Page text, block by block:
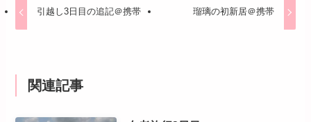
引越し3日目の追記＠携帯 瑠璃の初新居＠携帯
関連記事